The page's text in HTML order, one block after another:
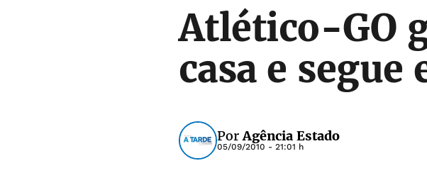
Atlético-GO
casa e segue
PorAgência Estado
05/09/2010 - 21:01 h